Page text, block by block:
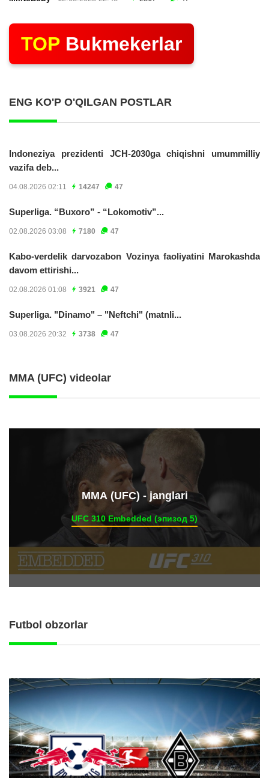
TOP Bukmekerlar
ENG KO'P O'QILGAN POSTLAR
Indoneziya prezidenti JCH-2030ga chiqishni umummilliy
vazifa deb...
04.08.2026 02:11 14247 47
Superliga. “Buxoro” - “Lokomotiv”...
02.08.2026 03:08 7180 47
Kabo-verdelik darvozabon Vozinya faoliyatini Marokashda
davom ettirishi...
02.08.2026 01:08 3921 47
Superliga. "Dinamo" – "Neftchi" (matnli...
03.08.2026 20:32 3738 47
MMA (UFC) videolar
ММА (UFC) - janglari
UFC 310 Embedded (эпизод 5)
Futbol obzorlar